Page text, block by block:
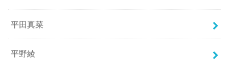
平田真菜
平野綾